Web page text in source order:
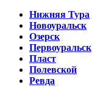
Нижняя Тура
Новоуральск
Озерск
Первоуральск
Пласт
Полевской
Ревда